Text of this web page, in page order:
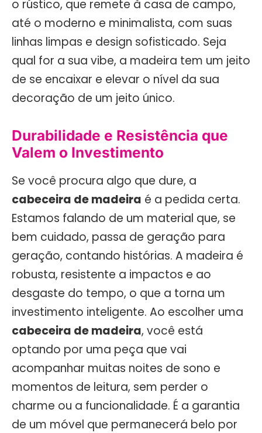
o rústico, que remete à casa de campo,
até o moderno e minimalista, com suas
linhas limpas e design sofisticado. Seja
qual for a sua vibe, a madeira tem um jeito
de se encaixar e elevar o nível da sua
decoração de um jeito único.
Durabilidade e Resistência que
Valem o Investimento
Se você procura algo que dure, a
cabeceira de madeira é a pedida certa.
Estamos falando de um material que, se
bem cuidado, passa de geração para
geração, contando histórias. A madeira é
robusta, resistente a impactos e ao
desgaste do tempo, o que a torna um
investimento inteligente. Ao escolher uma
cabeceira de madeira, você está
optando por uma peça que vai
acompanhar muitas noites de sono e
momentos de leitura, sem perder o
charme ou a funcionalidade. É a garantia
de um móvel que permanecerá belo por